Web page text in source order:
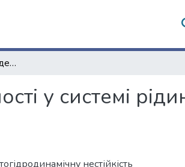
Скінченновимірна модель МГД-нестабільності у системі рідин, що не змішуються
у системі
нестійкість